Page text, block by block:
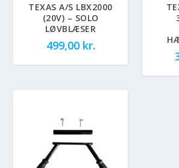
TEXAS A/S LBX2000
(20V) – SOLO
LØVBLÆSER
499,00 kr.